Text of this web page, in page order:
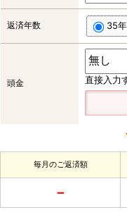
返済年数 35年
頭金 直接入力
毎月のご返済額
－